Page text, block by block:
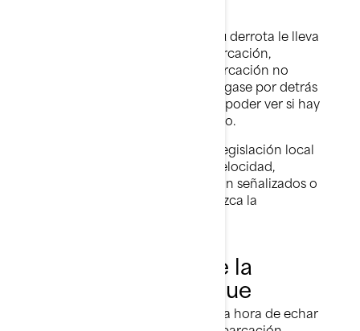
Si su derrota le lleva
a seguir la estela de otra embarcación,
asegúrese de que la otra embarcación no
obstruya su visibilidad. Manténgase por detrás
a una distancia suficiente para poder ver si hay
más tráfico en sentido contrario.
Siga la legislación local
con respecto a los límites de velocidad,
independientemente de si están señalizados o
no. En zonas concurridas, reduzca la
Normas de uso de la
rampa de embarque
Sea considerado y diligente a la hora de echar